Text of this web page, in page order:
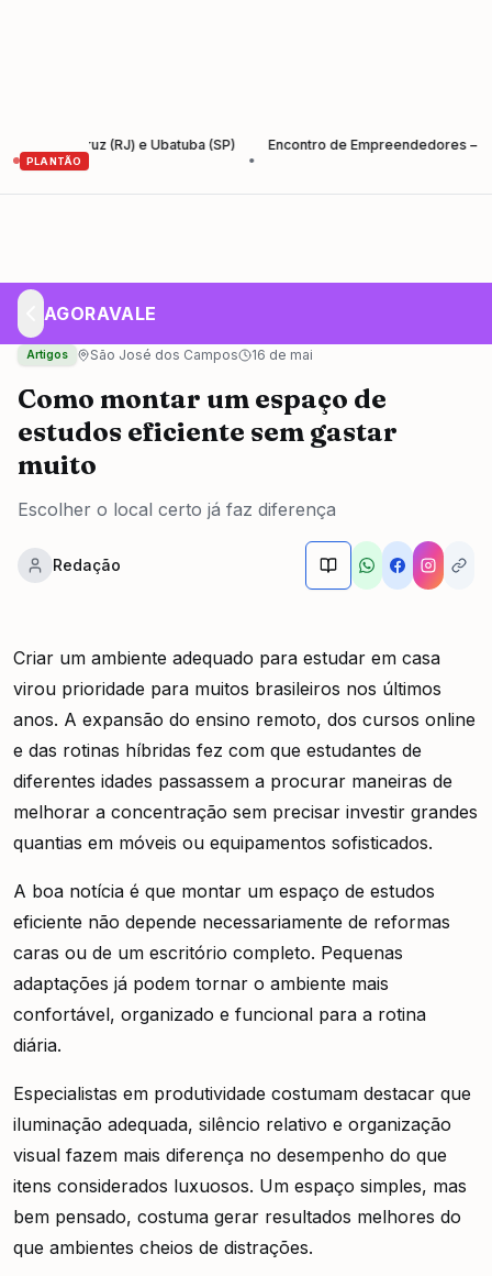
PLANTÃO
(RJ) e Ubatuba (SP)
Encontro de Empreendedores – Empreender
AGORAVALE
Artigos São José dos Campos 16 de mai
Como montar um espaço de
estudos eficiente sem gastar
muito
Escolher o local certo já faz diferença
Redação
Criar um ambiente adequado para estudar em casa
virou prioridade para muitos brasileiros nos últimos
anos. A expansão do ensino remoto, dos cursos online
e das rotinas híbridas fez com que estudantes de
diferentes idades passassem a procurar maneiras de
melhorar a concentração sem precisar investir grandes
quantias em móveis ou equipamentos sofisticados.
A boa notícia é que montar um espaço de estudos
eficiente não depende necessariamente de reformas
caras ou de um escritório completo. Pequenas
adaptações já podem tornar o ambiente mais
confortável, organizado e funcional para a rotina
diária.
Especialistas em produtividade costumam destacar que
iluminação adequada, silêncio relativo e organização
visual fazem mais diferença no desempenho do que
itens considerados luxuosos. Um espaço simples, mas
bem pensado, costuma gerar resultados melhores do
que ambientes cheios de distrações.